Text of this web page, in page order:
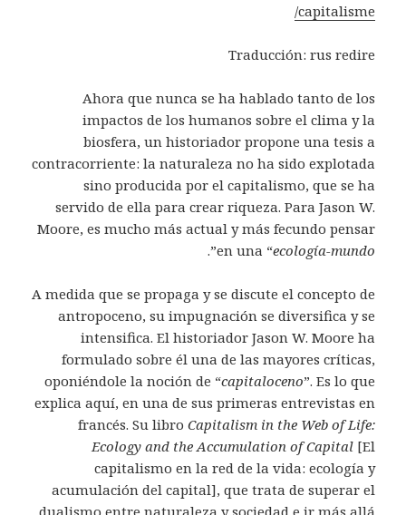
capitalisme/
Traducción: rus redire
Ahora que nunca se ha hablado tanto de los
impactos de los humanos sobre el clima y la
biosfera, un historiador propone una tesis a
contracorriente: la naturaleza no ha sido explotada
sino producida por el capitalismo, que se ha
servido de ella para crear riqueza. Para Jason W.
Moore, es mucho más actual y más fecundo pensar
en una “ecología-mundo
”.
A medida que se propaga y se discute el concepto de
antropoceno, su impugnación se diversifica y se
intensifica. El historiador Jason W. Moore ha
formulado sobre él una de las mayores críticas,
oponiéndole la noción de “capitaloceno”. Es lo que
explica aquí, en una de sus primeras entrevistas en
francés. Su libro Capitalism in the Web of Life:
Ecology and the Accumulation of Capital[El
capitalismo en la red de la vida: ecología y
acumulación del capital], que trata de superar el